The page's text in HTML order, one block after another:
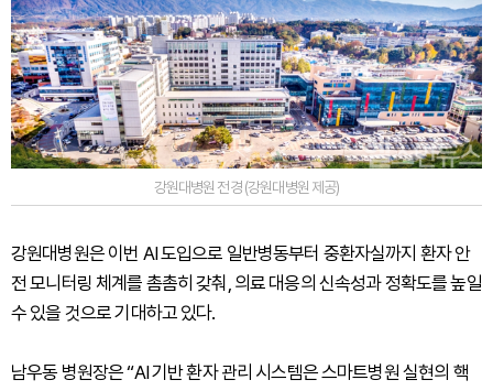
강원대병원 전경 (강원대병원 제공)
강원대병원은 이번 AI 도입으로 일반병동부터 중환자실까지 환자 안
전 모니터링 체계를 촘촘히 갖춰, 의료 대응의 신속성과 정확도를 높일
수 있을 것으로 기대하고 있다.
남우동 병원장은 “AI 기반 환자 관리 시스템은 스마트병원 실현의 핵